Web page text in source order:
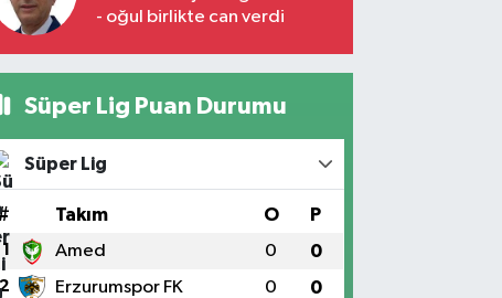
- oğul birlikte can verdi
Süper Lig Puan Durumu
Süper Lig
Takım O P
1 Amed 0 0
Erzurumspor FK 0 0